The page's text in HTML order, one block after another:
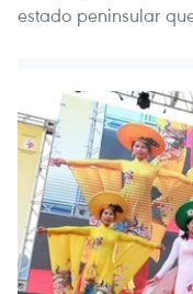
estado peninsular